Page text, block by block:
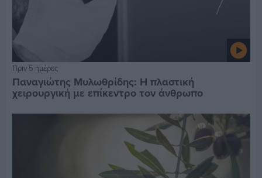
Πριν 5 ημέρες
Παναγιώτης Μυλωθρίδης: Η πλαστική
χειρουργική με επίκεντρο τον άνθρωπο